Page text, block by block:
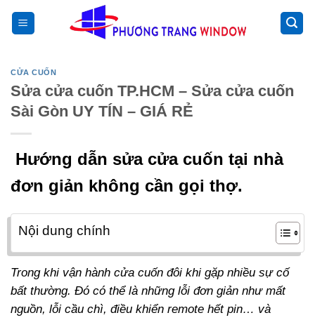
đến
CỬA CUỐN
Sửa cửa cuốn TP.HCM – Sửa cửa cuốn
Sài Gòn UY TÍN – GIÁ RẺ
Hướng dẫn sửa cửa cuốn tại nhà
đơn giản không cần gọi thợ.
Nội dung chính
Trong khi vận hành cửa cuốn đôi khi gặp nhiều sự cố
bất thường. Đó có thể là những lỗi đơn giản như mất
nguồn, lỗi cầu chì, điều khiển remote hết pin… và